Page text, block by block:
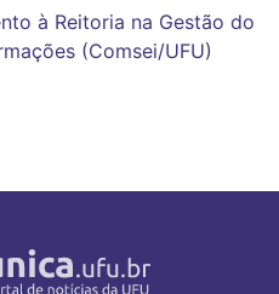
à Reitoria na Gestão do
(Comsei/UFU)